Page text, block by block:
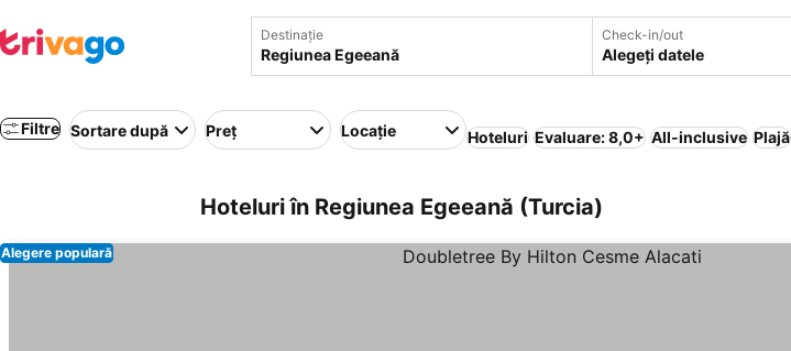
Destinație Check-in/out
Alegeți datele
Filtre Sortare după Preț Locație Hoteluri Evaluare: 8,0+ All-inclusive Plajă
Hoteluri în Regiunea Egeeană (Turcia)
Alegere populară